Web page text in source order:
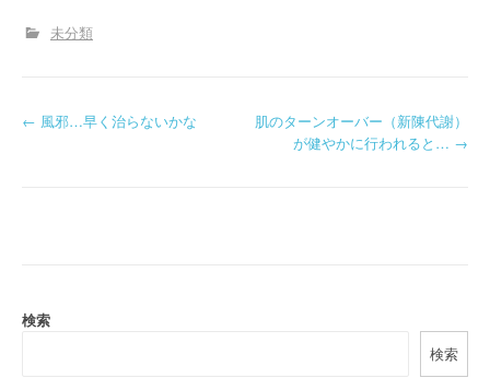
未分類
P
a
← 風邪…早く治らないかな
肌のターンオーバー（新陳代謝）
が健やかに行われると… →
検索
検索